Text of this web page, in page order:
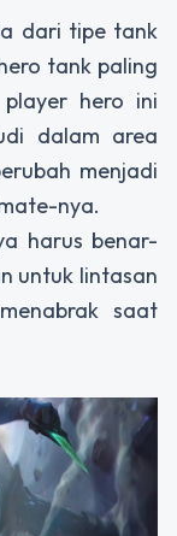
dari tipe tank
tank paling
hero ini
dalam area
menjadi
nya.
harus benar-
untuk lintasan
saat